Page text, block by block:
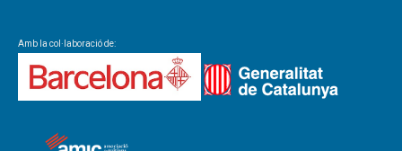
Amb la col·laboració de: